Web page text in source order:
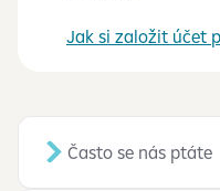
Jak si založit účet
Často se nás ptáte